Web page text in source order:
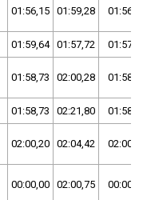
01:56,15 01:59,28
01:59,64 01:57,72
01:58,73 02:00,28
01:58,73 02:21,80
02:00,20 02:04,42
00:00,00 02:00,75